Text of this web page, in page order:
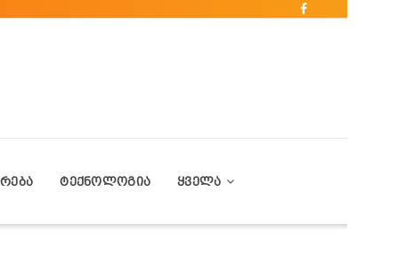
ᲢᲔᲥᲜᲝᲚᲝᲒᲘᲐ ᲧᲕᲔᲚᲐ